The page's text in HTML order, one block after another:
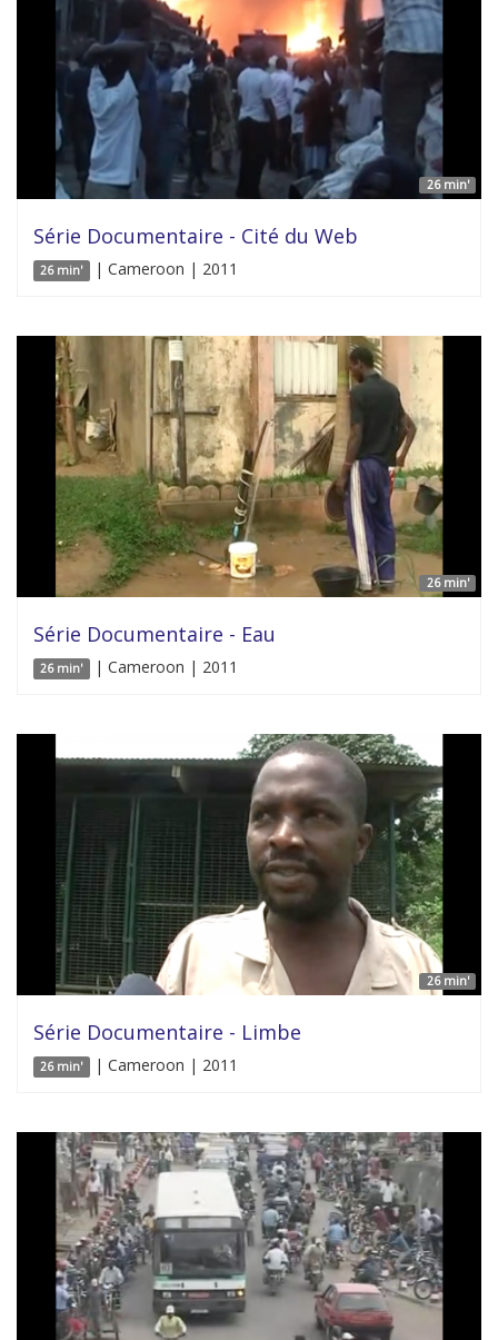
26 min'
Série Documentaire - Cité du Web
26 min' | Cameroon | 2011
26 min'
Série Documentaire - Eau
26 min' | Cameroon | 2011
26 min'
Série Documentaire - Limbe
26 min' | Cameroon | 2011